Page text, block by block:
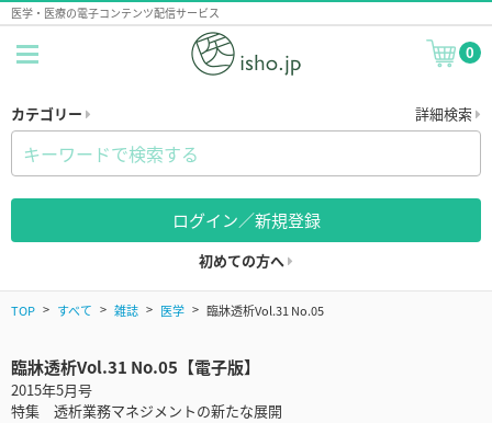
医学・医療の電子コンテンツ配信サービス
0
カテゴリー 詳細検索
ログイン／新規登録
初めての方へ
TOP すべて 雑誌 医学 臨牀透析Vol.31 No.05
臨牀透析Vol.31 No.05【電子版】
2015年5月号
特集 透析業務マネジメントの新たな展開